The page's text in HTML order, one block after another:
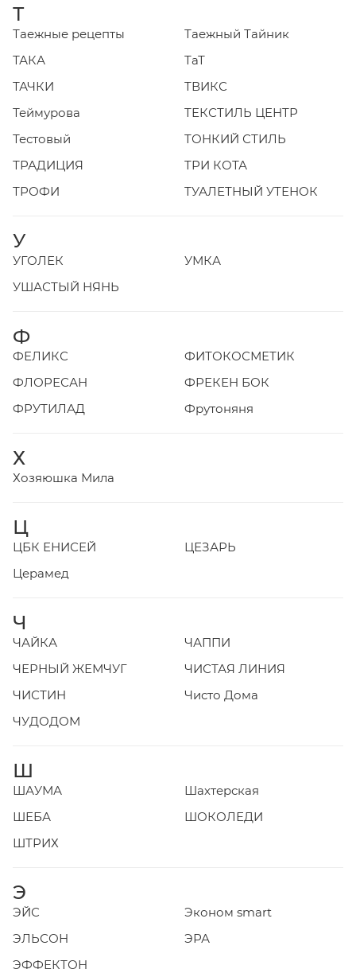
Т
Таежные рецепты
Таежный Тайник
ТАКА
ТаТ
ТАЧКИ
ТВИКС
Теймурова
ТЕКСТИЛЬ ЦЕНТР
Тестовый
ТОНКИЙ СТИЛЬ
ТРАДИЦИЯ
ТРИ КОТА
ТРОФИ
ТУАЛЕТНЫЙ УТЕНОК
У
УГОЛЕК
УМКА
УШАСТЫЙ НЯНЬ
Ф
ФЕЛИКС
ФИТОКОСМЕТИК
ФЛОРЕСАН
ФРЕКЕН БОК
ФРУТИЛАД
Фрутоняня
Х
Хозяюшка Мила
Ц
ЦБК ЕНИСЕЙ
ЦЕЗАРЬ
Церамед
Ч
ЧАЙКА
ЧАППИ
ЧЕРНЫЙ ЖЕМЧУГ
ЧИСТАЯ ЛИНИЯ
ЧИСТИН
Чисто Дома
ЧУДОДОМ
Ш
ШАУМА
Шахтерская
ШЕБА
ШОКОЛЕДИ
ШТРИХ
Э
ЭЙС
Эконом smart
ЭЛЬСОН
ЭРА
ЭФФЕКТОН